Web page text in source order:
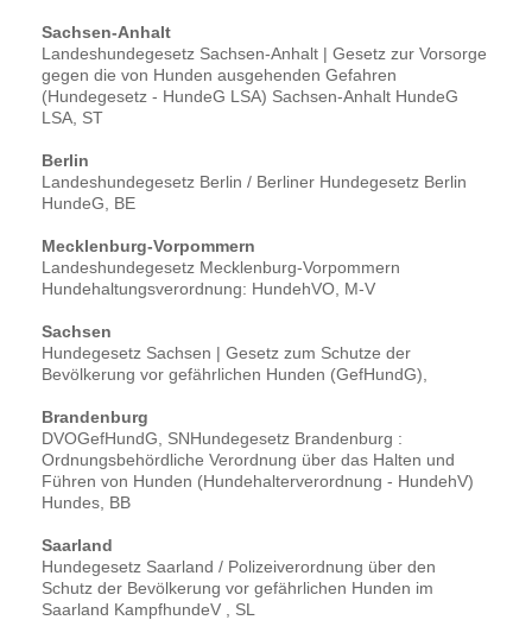
Sachsen-Anhalt
Landeshundegesetz Sachsen-Anhalt | Gesetz zur Vorsorge
gegen die von Hunden ausgehenden Gefahren
(Hundegesetz - HundeG LSA) Sachsen-Anhalt HundeG
LSA, ST
Berlin
Landeshundegesetz Berlin / Berliner Hundegesetz Berlin
HundeG, BE
Mecklenburg-Vorpommern
Landeshundegesetz Mecklenburg-Vorpommern
Hundehaltungsverordnung: HundehVO, M-V
Sachsen
Hundegesetz Sachsen | Gesetz zum Schutze der
Bevölkerung vor gefährlichen Hunden (GefHundG),
Brandenburg
DVOGefHundG, SNHundegesetz Brandenburg :
Ordnungsbehördliche Verordnung über das Halten und
Führen von Hunden (Hundehalterverordnung - HundehV)
Hundes, BB
Saarland
Hundegesetz Saarland / Polizeiverordnung über den
Schutz der Bevölkerung vor gefährlichen Hunden im
Saarland KampfhundeV , SL